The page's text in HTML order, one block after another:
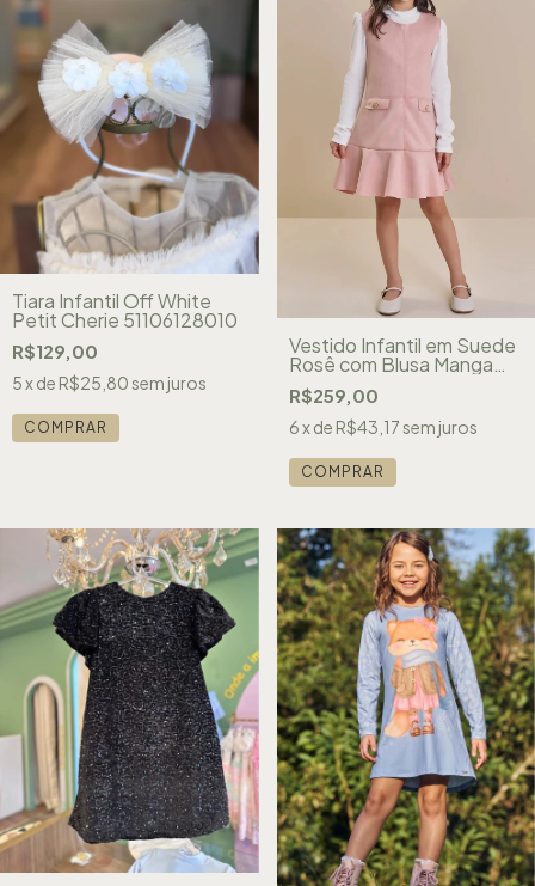
Tiara Infantil Off White
Petit Cherie 51106128010
R$129,00
5x de R$25,80sem juros
Vestido Infantil em Suede
Rosê com Blusa Manga
Longa Canelada Branca
Kukiê 92074
R$259,00
6x de R$43,17sem juros
COMPRAR